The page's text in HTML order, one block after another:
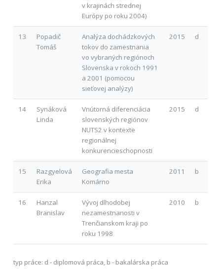
v krajinách strednej
Európy po roku 2004)
13
Popadič
Tomáš
Analýza dochádzkových
tokov do zamestnania
vo vybraných regiónoch
Slovenska v rokoch 1991
a 2001 (pomocou
sieťovej analýzy)
2015 d
14
Synáková
Linda
Vnútorná diferenciácia
slovenských regiónov
NUTS2 v kontexte
regionálnej
konkurencieschopnosti
2015 d
15
Razgyelová
Erika
Geografia mesta
Komárno
2011 b
16
Hanzal
Branislav
Vývoj dlhodobej
nezamestnanosti v
Trenčianskom kraji po
roku 1998
2010 b
typ práce: d - diplomová práca, b - bakalárska práca